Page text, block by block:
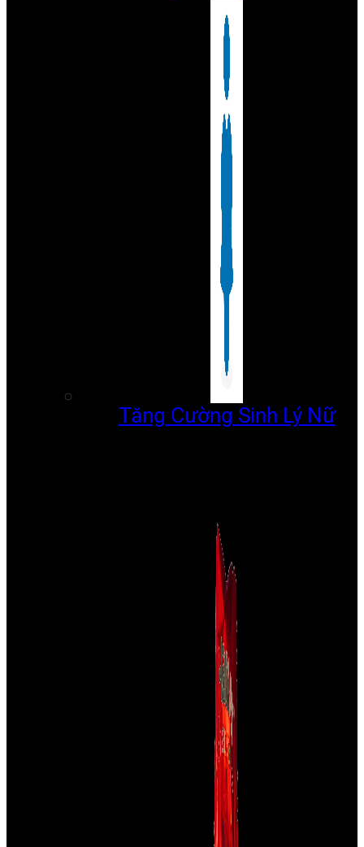
Tăng Cường Sinh Lý Nữ